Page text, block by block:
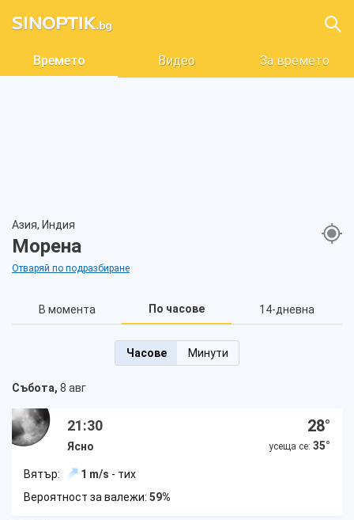
Времето Видео За времето
Азия, Индия
Морена
Отваряй по подразбиране
В момента По часове 14-дневна
Часове Минути
Събота, 8 авг
21:30
Ясно
28°
усеща се: 35°
Вятър: 1 m/s - тих
Вероятност за валежи: 59%